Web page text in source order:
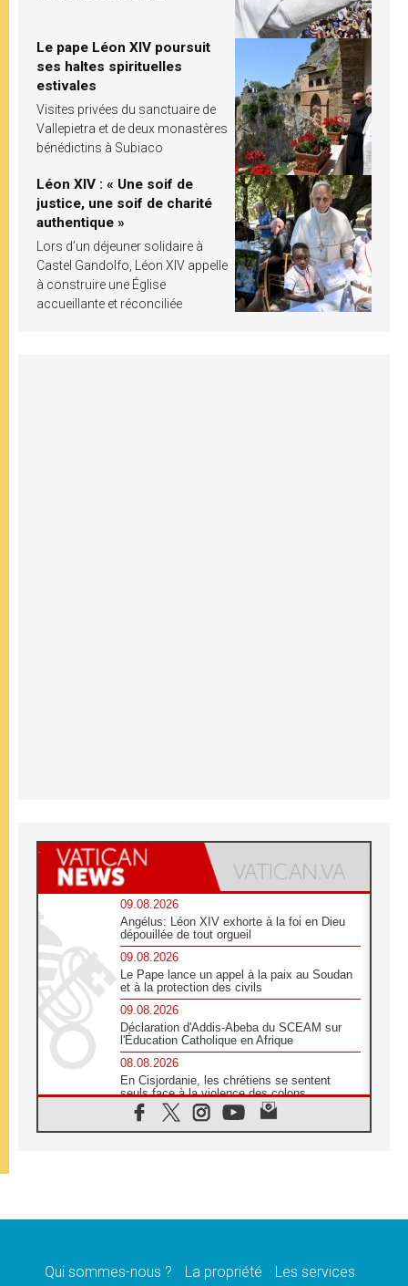
Le pape Léon XIV poursuit
ses haltes spirituelles
estivales
Visites privées du sanctuaire de
Vallepietra et de deux monastères
bénédictins à Subiaco
Léon XIV : « Une soif de
justice, une soif de charité
authentique »
Lors d’un déjeuner solidaire à
Castel Gandolfo, Léon XIV appelle
à construire une Église
accueillante et réconciliée
09.08.2026
Angélus: Léon XIV exhorte à la foi en Dieu
dépouillée de tout orgueil
09.08.2026
Le Pape lance un appel à la paix au Soudan
et à la protection des civils
09.08.2026
Déclaration d'Addis-Abeba du SCEAM sur
l'Éducation Catholique en Afrique
08.08.2026
En Cisjordanie, les chrétiens se sentent
seuls face à la violence des colons
08.08.2026
Léon XIV au sanctuaire de Notre Dame du
08.08.2026
08.08.2026
Qui sommes-nous ? La propriété Les services